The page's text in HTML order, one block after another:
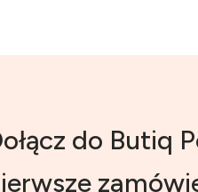
do Butiq